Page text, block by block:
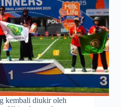
kembali diukir oleh